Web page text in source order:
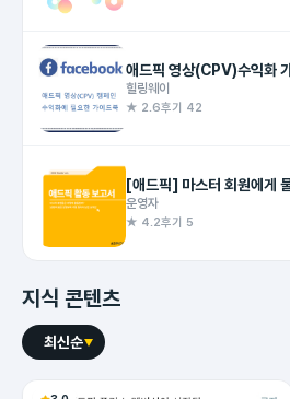
애드픽 영상(CPV)수익화
힐링웨이
★ 2.6후기 42
[애드픽] 마스터 회원에게
운영자
★ 4.2후기 5
지식 콘텐츠
최신순